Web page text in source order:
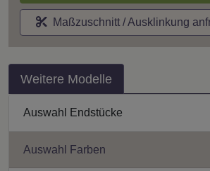
Maßzuschnitt / Ausklinkung
Weitere Modelle
Auswahl Endstücke
Auswahl Farben